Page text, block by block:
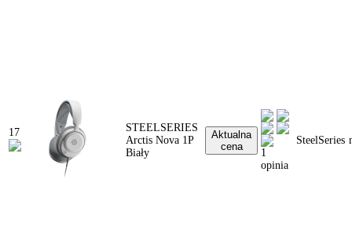
17
STEELSERIES
Arctis Nova 1P
Biały
Aktualna
cena
1
opinia
SteelSeries